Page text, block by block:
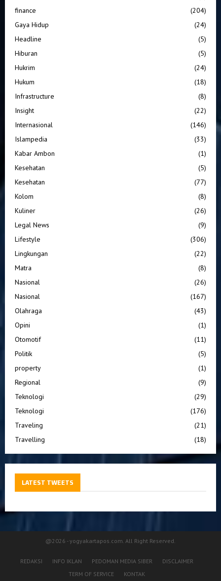
finance
(204)
Gaya Hidup
(24)
Headline
(5)
Hiburan
(5)
Hukrim
(24)
Hukum
(18)
Infrastructure
(8)
Insight
(22)
Internasional
(146)
Islampedia
(33)
Kabar Ambon
(1)
Kesehatan
(5)
Kesehatan
(77)
Kolom
(8)
Kuliner
(26)
Legal News
(9)
Lifestyle
(306)
Lingkungan
(22)
Matra
(8)
Nasional
(26)
Nasional
(167)
Olahraga
(43)
Opini
(1)
Otomotif
(11)
Politik
(5)
property
(1)
Regional
(9)
Teknologi
(29)
Teknologi
(176)
Traveling
(21)
Travelling
(18)
LATEST TWEETS
@2026 - yogyakartapos.com. All Right Reserved.
REDAKSI INFO IKLAN PEDOMAN MEDIA SIBER
DISCLAIMER
TERM OF SERVICE
KONTAK